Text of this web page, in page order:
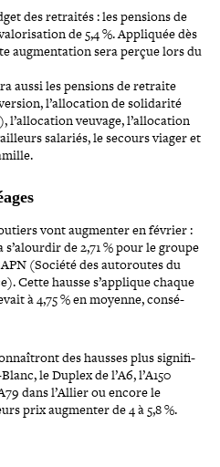
des retraités : les pensions de
de 5,4 %. Appliquée dès
aug­men­ta­tion sera perçue lors du
aussi les pensions de retraite
l’al­lo­ca­tion de soli­da­rité
l’allocation veuvage, l’allocation
salariés, le secours viager et
vont augmenter en février :
de 2,71 % pour le groupe
(Société des auto­routes du
Cette hausse s’applique chaque
à 4,75 % en moyenne, consé­
des hausses plus signi­fi­
le Duplex de l’A6, l’A150
dans l’Allier ou encore le
prix augmenter de 4 à 5,8 %.